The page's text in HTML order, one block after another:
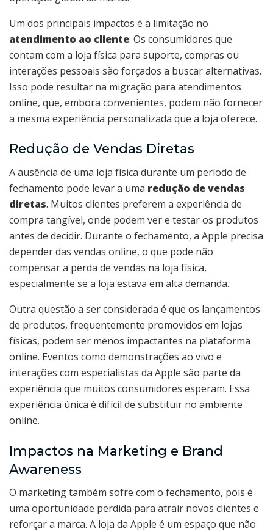
Um dos principais impactos é a limitação no
atendimento ao cliente. Os consumidores que
contam com a loja física para suporte, compras ou
interações pessoais são forçados a buscar alternativas.
Isso pode resultar na migração para atendimentos
online, que, embora convenientes, podem não fornecer
a mesma experiência personalizada que a loja oferece.
Redução de Vendas Diretas
A ausência de uma loja física durante um período de
fechamento pode levar a uma redução de vendas
diretas. Muitos clientes preferem a experiência de
compra tangível, onde podem ver e testar os produtos
antes de decidir. Durante o fechamento, a Apple precisa
depender das vendas online, o que pode não
compensar a perda de vendas na loja física,
especialmente se a loja estava em alta demanda.
Outra questão a ser considerada é que os lançamentos
de produtos, frequentemente promovidos em lojas
físicas, podem ser menos impactantes na plataforma
online. Eventos como demonstrações ao vivo e
interações com especialistas da Apple são parte da
experiência que muitos consumidores esperam. Essa
experiência única é difícil de substituir no ambiente
online.
Impactos na Marketing e Brand
Awareness
O marketing também sofre com o fechamento, pois é
uma oportunidade perdida para atrair novos clientes e
reforçar a marca. A loja da Apple é um espaço que não